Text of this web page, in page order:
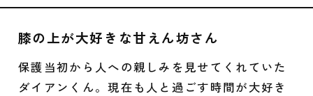
膝の上が大好きな甘えん坊さん
保護当初から人への親しみを見せてくれていた
ダイアンくん。現在も人と過ごす時間が大好き